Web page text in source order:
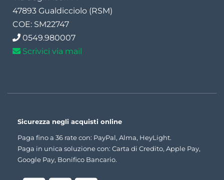
47893 Gualdicciolo (RSM)
COE: SM22747
0549.980007
Scrivici via mail
Sicurezza negli acquisti online
Paga fino a 36 rate con: PayPal, Alma, HeyLight.
Paga in unica soluzione con: Carta di Credito, Apple Pay,
Google Pay, Bonifico Bancario.